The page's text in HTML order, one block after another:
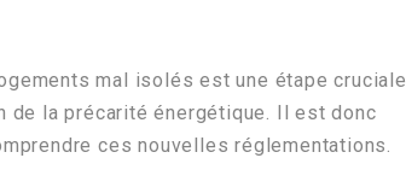
mal isolés est une étape cruciale
de la précarité énergétique. Il est donc
ces nouvelles réglementations.